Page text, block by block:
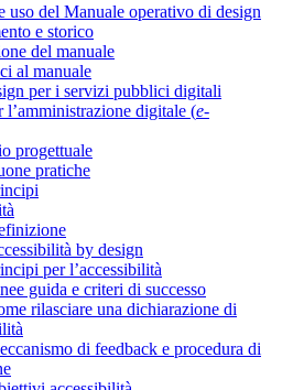
uso del Manuale operativo di design
e storico
del manuale
al manuale
per i servizi pubblici digitali
l’amministrazione digitale (e-
progettuale
pratiche
by design
per l’accessibilità
guida e criteri di successo
rilasciare una dichiarazione di
di feedback e procedura di